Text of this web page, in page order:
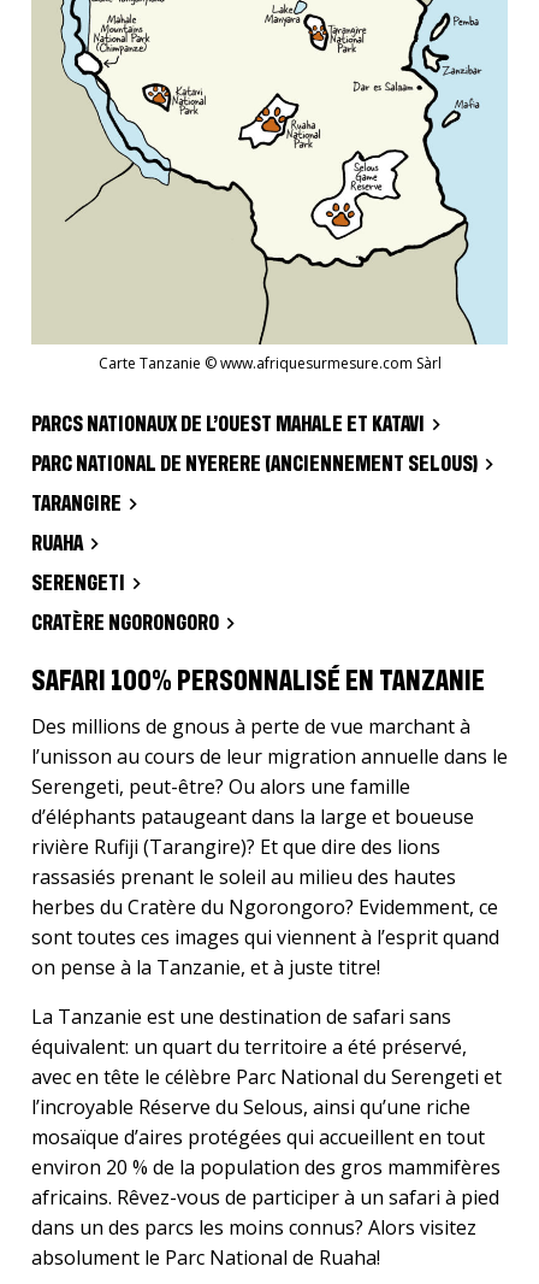
Carte Tanzanie © www.afriquesurmesure.com Sàrl
PARCS NATIONAUX DE L’OUEST MAHALE ET KATAVI
PARC NATIONAL DE NYERERE (ANCIENNEMENT SELOUS)
TARANGIRE
RUAHA
SERENGETI
CRATÈRE NGORONGORO
SAFARI 100% PERSONNALISÉ EN TANZANIE
Des millions de gnous à perte de vue marchant à
l’unisson au cours de leur migration annuelle dans le
Serengeti, peut-être? Ou alors une famille
d’éléphants pataugeant dans la large et boueuse
rivière Rufiji (Tarangire)? Et que dire des lions
rassasiés prenant le soleil au milieu des hautes
herbes du Cratère du Ngorongoro? Evidemment, ce
sont toutes ces images qui viennent à l’esprit quand
on pense à la Tanzanie, et à juste titre!
La Tanzanie est une destination de safari sans
équivalent: un quart du territoire a été préservé,
avec en tête le célèbre Parc National du Serengeti et
l’incroyable Réserve du Selous, ainsi qu’une riche
mosaïque d’aires protégées qui accueillent en tout
environ 20 % de la population des gros mammifères
africains. Rêvez-vous de participer à un safari à pied
dans un des parcs les moins connus? Alors visitez
absolument le Parc National de Ruaha!